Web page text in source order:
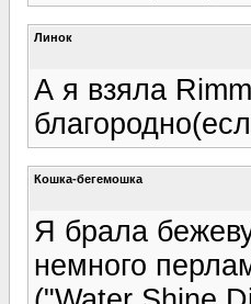
Линок
А я взяла
Кошка-бегемошка
Я брала
немного